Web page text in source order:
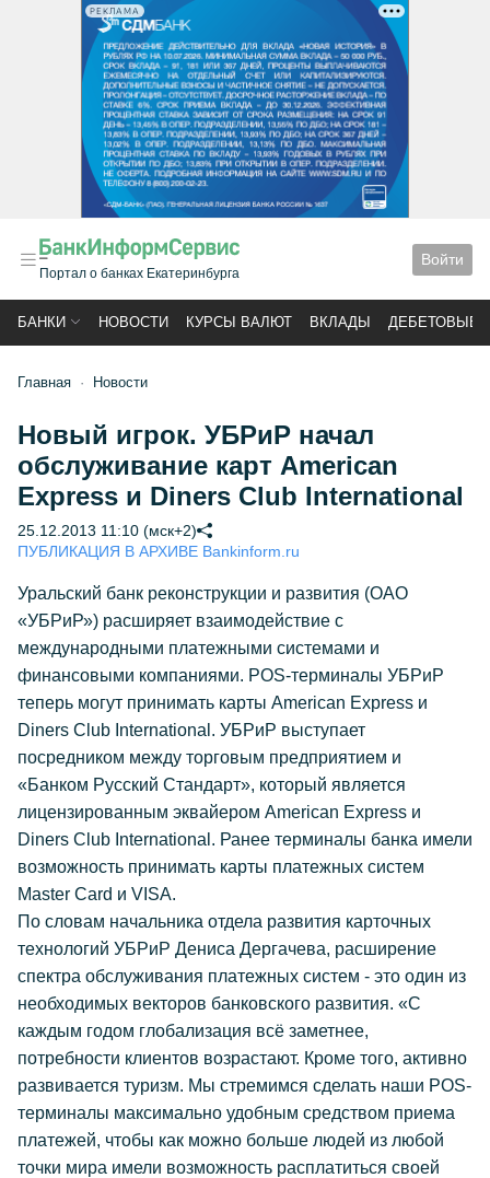
РЕКЛАМА
Портал о банках Екатеринбурга
Войти
БАНКИ НОВОСТИ КУРСЫ ВАЛЮТ ВКЛАДЫ ДЕБЕТОВЫЕ
Главная Новости
Новый игрок. УБРиР начал
обслуживание карт American
Express и Diners Club International
25.12.2013 11:10 (мск+2)
ПУБЛИКАЦИЯ В АРХИВЕ Bankinform.ru
Уральский банк реконструкции и развития (ОАО
«УБРиР») расширяет взаимодействие с
международными платежными системами и
финансовыми компаниями. POS-терминалы УБРиР
теперь могут принимать карты American Express и
Diners Club International. УБРиР выступает
посредником между торговым предприятием и
«Банком Русский Стандарт», который является
лицензированным эквайером American Express и
Diners Club International. Ранее терминалы банка имели
возможность принимать карты платежных систем
Master Card и VISA.
По словам начальника отдела развития карточных
технологий УБРиР Дениса Дергачева, расширение
спектра обслуживания платежных систем - это один из
необходимых векторов банковского развития. «С
каждым годом глобализация всё заметнее,
потребности клиентов возрастают. Кроме того, активно
развивается туризм. Мы стремимся сделать наши POS-
терминалы максимально удобным средством приема
платежей, чтобы как можно больше людей из любой
точки мира имели возможность расплатиться своей